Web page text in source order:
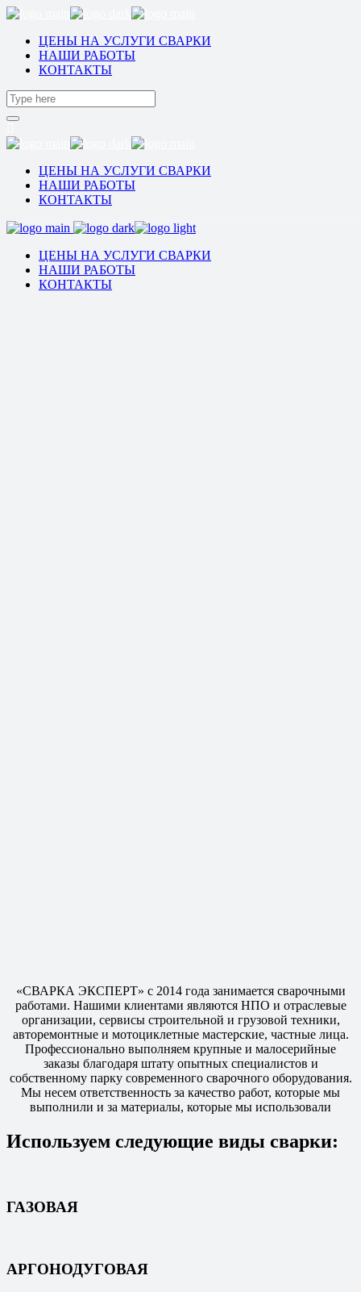
ЦЕНЫ НА УСЛУГИ СВАРКИ
НАШИ РАБОТЫ
КОНТАКТЫ
ЦЕНЫ НА УСЛУГИ СВАРКИ
НАШИ РАБОТЫ
КОНТАКТЫ
ЦЕНЫ НА УСЛУГИ СВАРКИ
НАШИ РАБОТЫ
КОНТАКТЫ
«СВАРКА ЭКСПЕРТ» с 2014 года занимается сварочными
работами. Нашими клиентами являются НПО и отраслевые
организации, сервисы строительной и грузовой техники,
авторемонтные и мотоциклетные мастерские, частные лица.
Профессионально выполняем крупные и малосерийные
заказы благодаря штату опытных специалистов и
собственному парку современного сварочного оборудования.
Мы несем ответственность за качество работ, которые мы
выполнили и за материалы, которые мы использовали
Используем следующие виды сварки:
ГАЗОВАЯ
АРГОНОДУГОВАЯ